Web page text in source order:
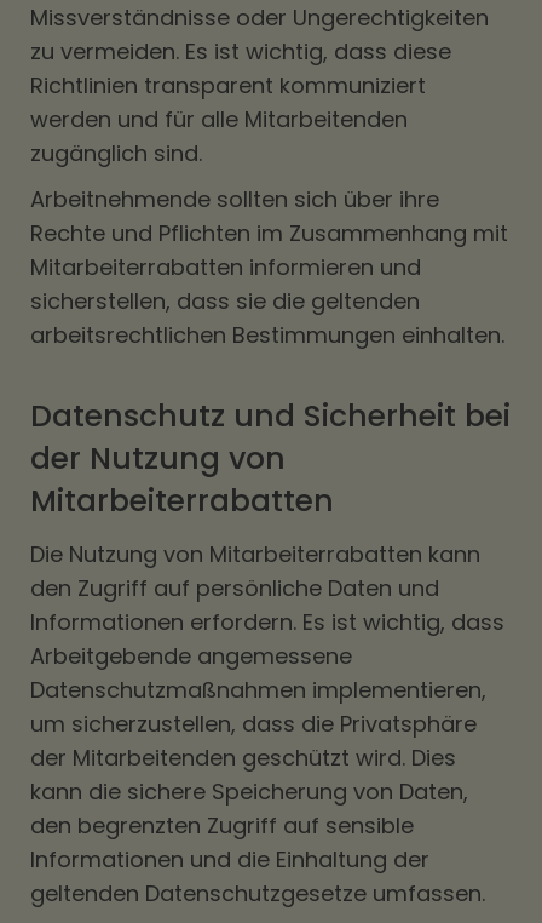
Missverständnisse oder Ungerechtigkeiten
zu vermeiden. Es ist wichtig, dass diese
Richtlinien transparent kommuniziert
werden und für alle Mitarbeitenden
zugänglich sind.
Arbeitnehmende sollten sich über ihre
Rechte und Pflichten im Zusammenhang mit
Mitarbeiterrabatten informieren und
sicherstellen, dass sie die geltenden
arbeitsrechtlichen Bestimmungen einhalten.
Datenschutz und Sicherheit bei
der Nutzung von
Mitarbeiterrabatten
Die Nutzung von Mitarbeiterrabatten kann
den Zugriff auf persönliche Daten und
Informationen erfordern. Es ist wichtig, dass
Arbeitgebende angemessene
Datenschutzmaßnahmen implementieren,
um sicherzustellen, dass die Privatsphäre
der Mitarbeitenden geschützt wird. Dies
kann die sichere Speicherung von Daten,
den begrenzten Zugriff auf sensible
Informationen und die Einhaltung der
geltenden Datenschutzgesetze umfassen.